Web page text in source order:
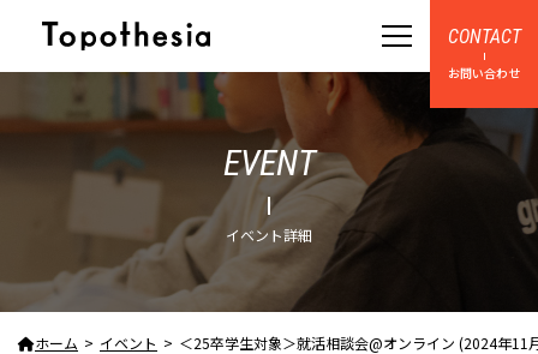
CONTACT
お問い合わせ
EVENT
イベント詳細
ホーム イベント ＜25卒学生対象＞就活相談会@オンライン (2024年11